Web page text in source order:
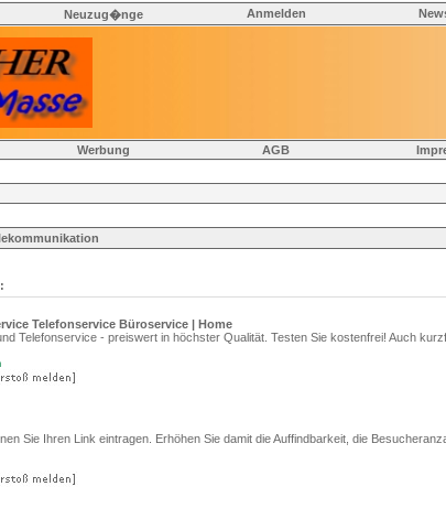
Neuzug�nge Anmelden
Werbung AGB
Telefonservice Büroservice | Home
Telefonservice - preiswert in höchster Qualität. Testen Sie kostenfrei! Auch
Sie Ihren Link eintragen. Erhöhen Sie damit die Auffindbarkeit, die